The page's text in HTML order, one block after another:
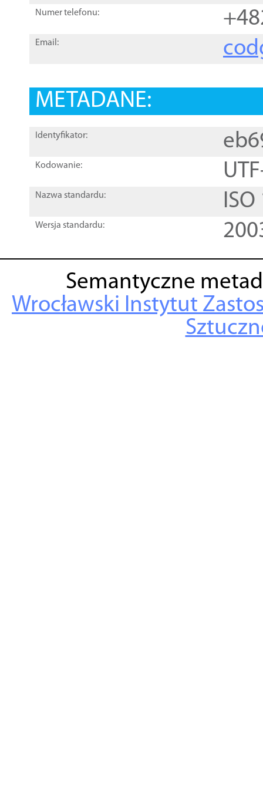
Numer telefonu:
Email:
METADANE:
Identyfikator:
Kodowanie:
Nazwa standardu:
Wersja standardu:
Semantyczne
Wrocławski Instytut